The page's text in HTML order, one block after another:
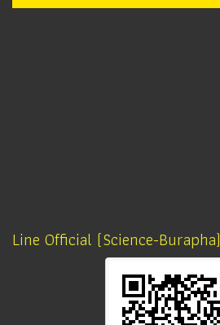
Line Official (Science-Burapha)